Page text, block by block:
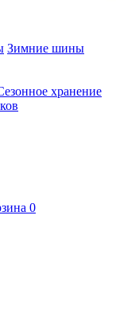
Зимние шины
хранение
0